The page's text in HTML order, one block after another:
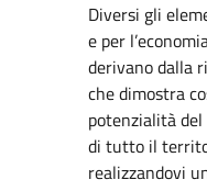
Diversi gli
e per
derivano dalla
che dimostra
potenzialità
di tutto il
realizzandovi